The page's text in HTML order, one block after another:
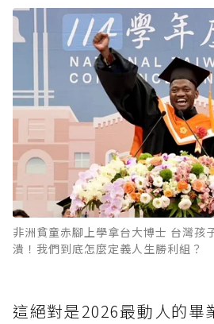
非洲貧童赤腳上學拿台大博士 台灣孩
潰！我們到底怎麼定義人生勝利組？
這絕對是2026最動人的畢